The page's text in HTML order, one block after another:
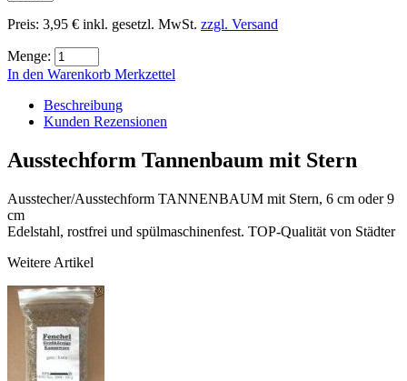
Preis: 3,95 € inkl. gesetzl. MwSt. zzgl. Versand
Menge:
In den Warenkorb Merkzettel
Beschreibung
Kunden Rezensionen
Ausstechform Tannenbaum mit Stern
Ausstecher/Ausstechform TANNENBAUM mit Stern, 6 cm oder 9
cm
Edelstahl, rostfrei und spülmaschinenfest. TOP-Qualität von Städter
Weitere Artikel